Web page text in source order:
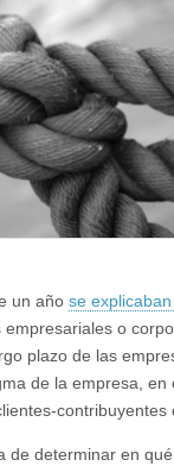
un año se
o
plazo de las
de la empresa,
contribuyentes
de determinar en